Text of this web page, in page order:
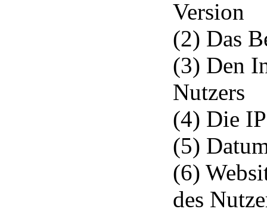
Version
(2) Das
(3) Den
Nutzers
(4) Die
(5)
(6)
des